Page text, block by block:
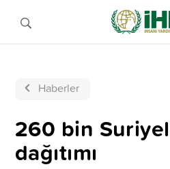
Haberler
260 bin
dağıtımı